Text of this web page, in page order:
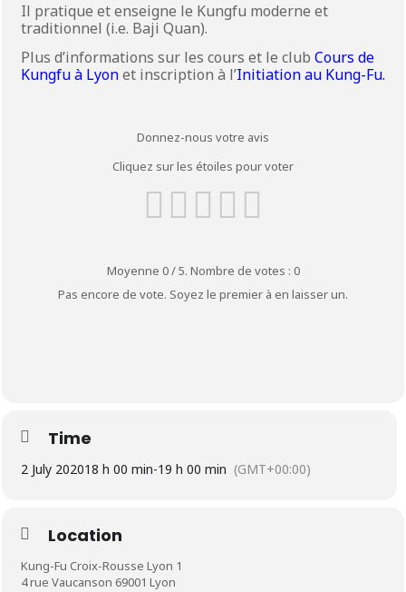
Il pratique et enseigne le Kungfu moderne et
traditionnel (i.e. Baji Quan).
Plus d’informations sur les cours et le clubCours de
Kungfu à Lyonet inscription à l’Initiation au Kung-Fu.
Donnez-nous votre avis
Cliquez sur les étoiles pour voter
Moyenne 0/ 5. Nombre de votes : 0
Pas encore de vote. Soyez le premier à en laisser un.
Time
2 July 202018 h 00 min-19 h 00 min (GMT+00:00)
Location
Kung-Fu Croix-Rousse Lyon 1
4 rue Vaucanson 69001 Lyon